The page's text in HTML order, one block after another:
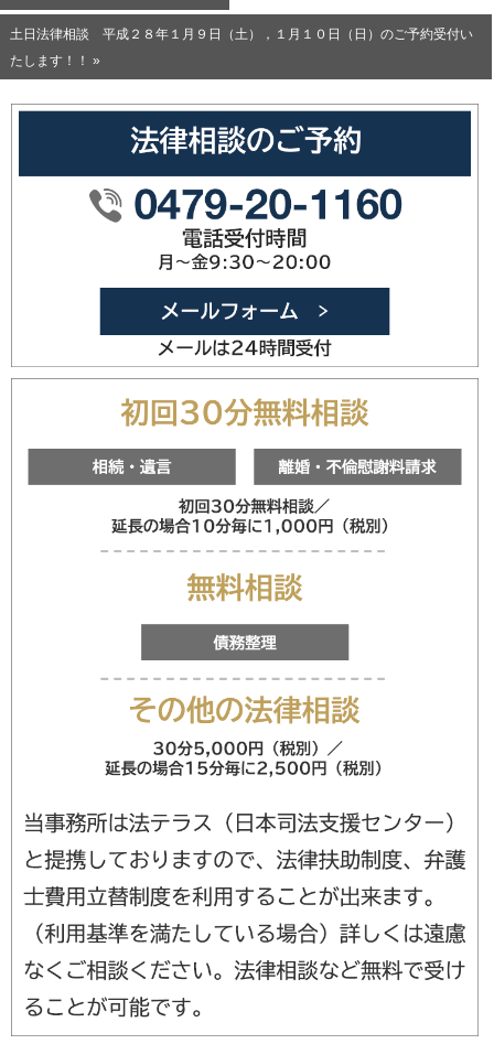
土日法律相談 平成２８年１月９日（土），１月１０日（日）のご予約受付い
たします！！ »